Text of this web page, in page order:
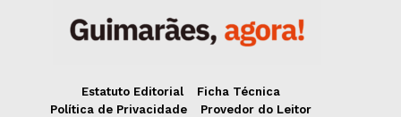
Estatuto Editorial
Ficha Técnica
Política de Privacidade
Provedor do Leitor